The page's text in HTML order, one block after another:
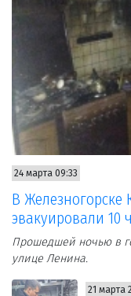
24 марта 09:33
В Железногорске
эвакуировали 10
Прошедшей ночью в
улице Ленина.
21 марта